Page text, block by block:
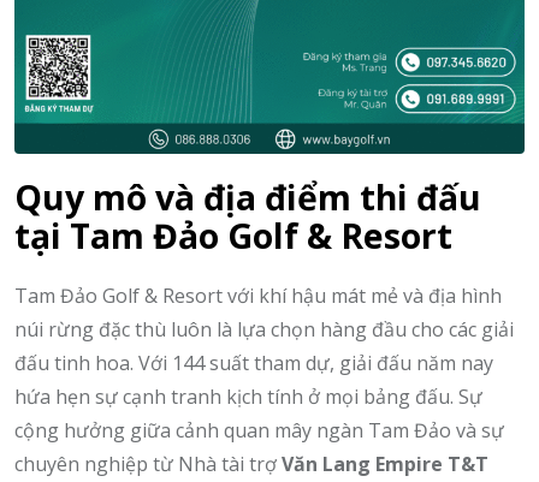
Quy mô và địa điểm thi đấu
tại Tam Đảo Golf & Resort
Tam Đảo Golf & Resort với khí hậu mát mẻ và địa hình
núi rừng đặc thù luôn là lựa chọn hàng đầu cho các giải
đấu tinh hoa. Với 144 suất tham dự, giải đấu năm nay
hứa hẹn sự cạnh tranh kịch tính ở mọi bảng đấu. Sự
cộng hưởng giữa cảnh quan mây ngàn Tam Đảo và sự
chuyên nghiệp từ Nhà tài trợVăn Lang Empire T&T